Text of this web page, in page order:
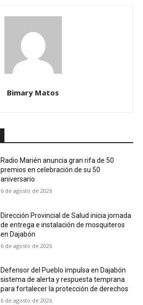
Bimary Matos
Radio Marién anuncia gran rifa de 50
premios en celebración de su 50
aniversario
6 de agosto de 2026
Dirección Provincial de Salud inicia jornada
de entrega e instalación de mosquiteros
en Dajabón
6 de agosto de 2026
Defensor del Pueblo impulsa en Dajabón
sistema de alerta y respuesta temprana
para fortalecer la protección de derechos
6 de agosto de 2026